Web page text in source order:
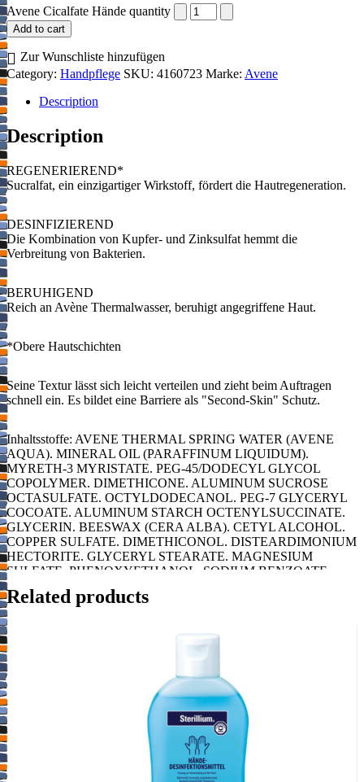
Avene Cicalfate Hände quantity
Add to cart
Zur Wunschliste hinzufügen
Category: Handpflege SKU: 4160723 Marke: Avene
Description
Description
REGENERIEREND*
Sucralfat, ein einzigartiger Wirkstoff, fördert die Hautregeneration.
DESINFIZIEREND
Die Kombination von Kupfer- und Zinksulfat hemmt die
Verbreitung von Bakterien.
BERUHIGEND
Reich an Avène Thermalwasser, beruhigt angegriffene Haut.
*Obere Hautschichten
Seine Textur lässt sich leicht verteilen und zieht beim Auftragen
schnell ein. Es bildet eine Barriere als "Second-Skin" Schutz.
Inhaltsstoffe: AVENE THERMAL SPRING WATER (AVENE
AQUA). MINERAL OIL (PARAFFINUM LIQUIDUM).
MYRETH-3 MYRISTATE. PEG-45/DODECYL GLYCOL
COPOLYMER. DIMETHICONE. ALUMINUM SUCROSE
OCTASULFATE. OCTYLDODECANOL. PEG-7 GLYCERYL
COCOATE. ALUMINUM STARCH OCTENYLSUCCINATE.
GLYCERIN. BEESWAX (CERA ALBA). CETYL ALCOHOL.
COPPER SULFATE. DIMETHICONOL. DISTEARDIMONIUM
HECTORITE. GLYCERYL STEARATE. MAGNESIUM
SULFATE. PHENOXYETHANOL. SODIUM BENZOATE.
WATER (AQUA). XANTHAN GUM. ZINC SULFATE.
Related products